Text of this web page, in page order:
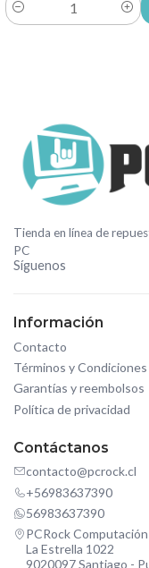
Cantidad
Tienda en línea de
PC
Síguenos
Información
Contacto
Términos y Condiciones
Garantías y reembolsos
Política de privacidad
Contáctanos
contacto@pcrock.cl
+56983637390
56983637390
PCRock Computación
La Estrella 1022
9020097 Santiago -